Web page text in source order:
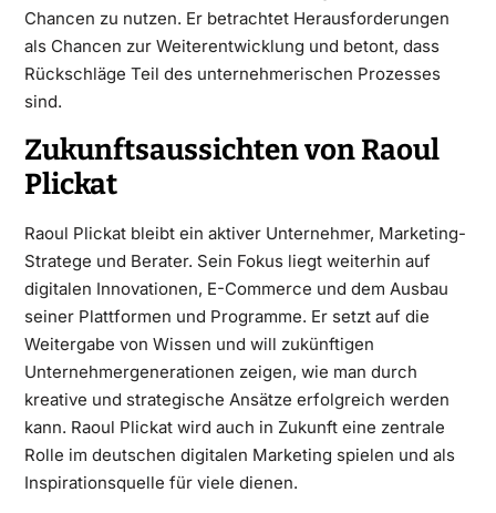
Chancen zu nutzen. Er betrachtet Herausforderungen
als Chancen zur Weiterentwicklung und betont, dass
Rückschläge Teil des unternehmerischen Prozesses
sind.
Zukunftsaussichten von Raoul
Plickat
Raoul Plickat bleibt ein aktiver Unternehmer, Marketing-
Stratege und Berater. Sein Fokus liegt weiterhin auf
digitalen Innovationen, E-Commerce und dem Ausbau
seiner Plattformen und Programme. Er setzt auf die
Weitergabe von Wissen und will zukünftigen
Unternehmergenerationen zeigen, wie man durch
kreative und strategische Ansätze erfolgreich werden
kann. Raoul Plickat wird auch in Zukunft eine zentrale
Rolle im deutschen digitalen Marketing spielen und als
Inspirationsquelle für viele dienen.